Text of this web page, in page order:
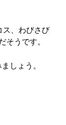
ス、わびさび
そうです。
しょう。